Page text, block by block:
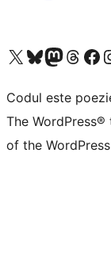
Mergi la contul nostru X (fost Twitter)
Vizitează contul nostru Bluesky
Vizitează contul nostru
Vizitează contul
Vizitează
Codul este
The
of the